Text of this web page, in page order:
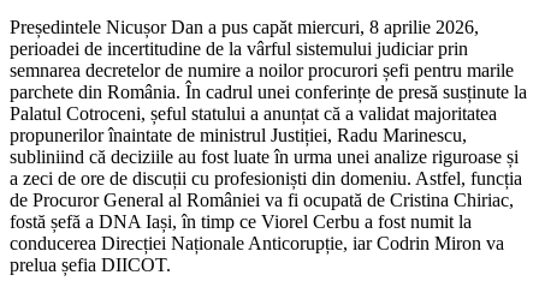
Președintele Nicușor Dan a pus capăt miercuri, 8 aprilie 2026,
perioadei de incertitudine de la vârful sistemului judiciar prin
semnarea decretelor de numire a noilor procurori șefi pentru marile
parchete din România. În cadrul unei conferințe de presă susținute la
Palatul Cotroceni, șeful statului a anunțat că a validat majoritatea
propunerilor înaintate de ministrul Justiției, Radu Marinescu,
subliniind că deciziile au fost luate în urma unei analize riguroase și
a zeci de ore de discuții cu profesioniști din domeniu. Astfel, funcția
de Procuror General al României va fi ocupată de Cristina Chiriac,
fostă șefă a DNA Iași, în timp ce Viorel Cerbu a fost numit la
conducerea Direcției Naționale Anticorupție, iar Codrin Miron va
prelua șefia DIICOT.